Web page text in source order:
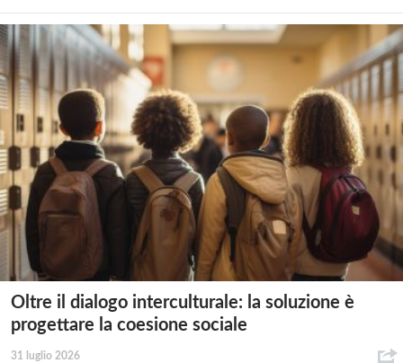
Oltre il dialogo interculturale: la soluzione è
progettare la coesione sociale
31 luglio 2026